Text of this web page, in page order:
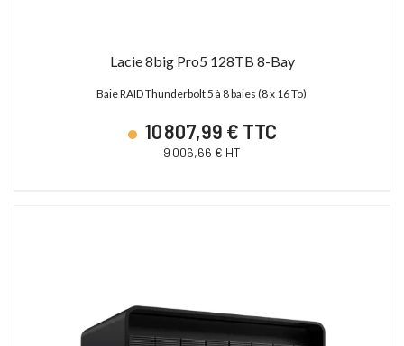
Lacie 8big Pro5 128TB 8-Bay
Baie RAID Thunderbolt 5 à 8 baies (8 x 16 To)
10 807,99 € TTC
9 006,66 € HT